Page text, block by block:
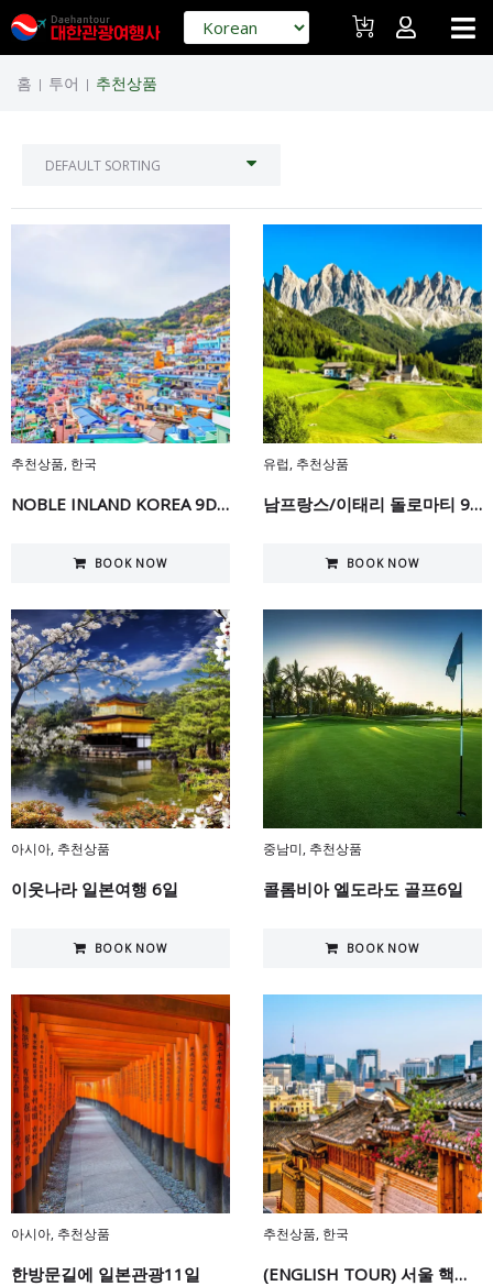
홈 | 투어 | 추천상품
추천상품, 한국
NOBLE INLAND KOREA 9DAY
BOOK NOW
유럽, 추천상품
남프랑스/이태리 돌로마티 9일
BOOK NOW
아시아, 추천상품
이웃나라 일본여행 6일
BOOK NOW
중남미, 추천상품
콜롬비아 엘도라도 골프6일
BOOK NOW
아시아, 추천상품
한방문길에 일본관광11일
추천상품, 한국
(ENGLISH TOUR) 서울 핵심 투어 5일